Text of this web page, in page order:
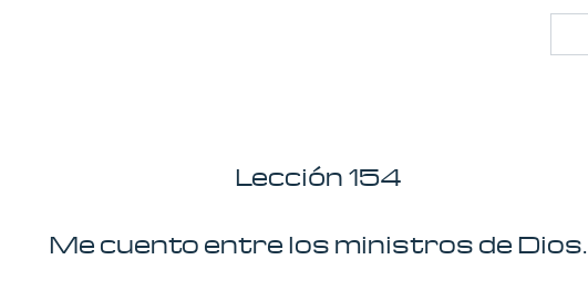
Buscar:
Lección 154
Me cuento entre los ministros de Dios.